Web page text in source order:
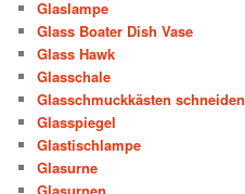
Glaslampe
Glass Boater Dish Vase
Glass Hawk
Glasschale
Glasschmuckkästen schneiden
Glasspiegel
Glastischlampe
Glasurne